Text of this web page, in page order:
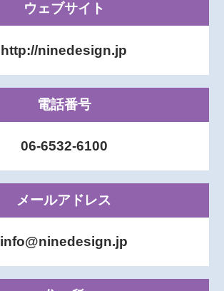
ウェブサイト
http://ninedesign.jp
電話番号
06-6532-6100
メールアドレス
info@ninedesign.jp